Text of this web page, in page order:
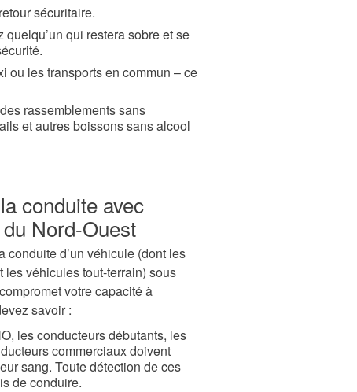
sécuritaire.
qui restera sobre et se
ou les transports en commun – ce
rassemblements sans
et autres boissons sans alcool
conduite avec
Nord-Ouest
d’un véhicule (dont les
véhicules tout-terrain) sous
votre capacité à
savoir :
les conducteurs débutants, les
commerciaux doivent
sang. Toute détection de ces
de conduire.